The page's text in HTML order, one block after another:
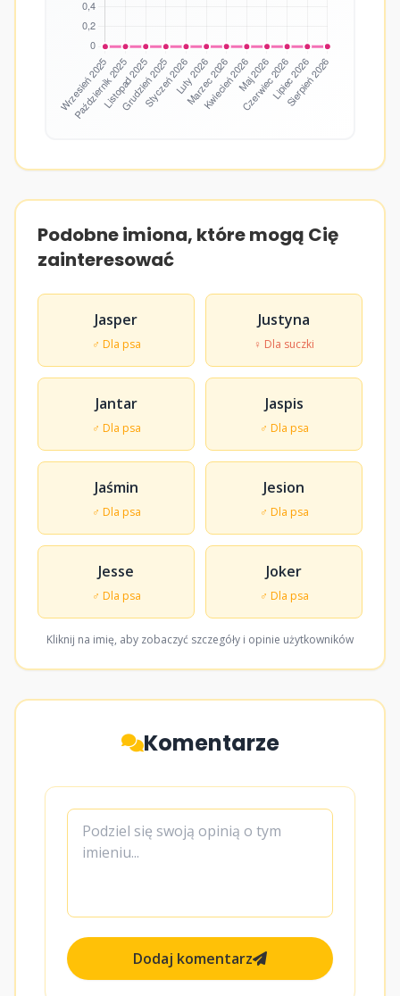
Podobne imiona, które mogą Cię
zainteresować
Jasper
♂ Dla psa
Justyna
♀ Dla suczki
Jantar
♂ Dla psa
Jaspis
♂ Dla psa
Jaśmin
♂ Dla psa
Jesion
♂ Dla psa
Jesse
♂ Dla psa
Joker
♂ Dla psa
Kliknij na imię, aby zobaczyć szczegóły i opinie użytkowników
Komentarze
Dodaj komentarz